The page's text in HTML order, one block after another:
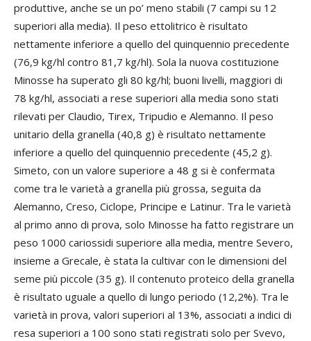
produttive, anche se un po’ meno stabili (7 campi su 12
superiori alla media). Il peso ettolitrico è risultato
nettamente inferiore a quello del quinquennio precedente
(76,9 kg/hl contro 81,7 kg/hl). Sola la nuova costituzione
Minosse ha superato gli 80 kg/hl; buoni livelli, maggiori di
78 kg/hl, associati a rese superiori alla media sono stati
rilevati per Claudio, Tirex, Tripudio e Alemanno. Il peso
unitario della granella (40,8 g) è risultato nettamente
inferiore a quello del quinquennio precedente (45,2 g).
Simeto, con un valore superiore a 48 g si è confermata
come tra le varietà a granella più grossa, seguita da
Alemanno, Creso, Ciclope, Principe e Latinur. Tra le varietà
al primo anno di prova, solo Minosse ha fatto registrare un
peso 1000 cariossidi superiore alla media, mentre Severo,
insieme a Grecale, è stata la cultivar con le dimensioni del
seme più piccole (35 g). Il contenuto proteico della granella
è risultato uguale a quello di lungo periodo (12,2%). Tra le
varietà in prova, valori superiori al 13%, associati a indici di
resa superiori a 100 sono stati registrati solo per Svevo,